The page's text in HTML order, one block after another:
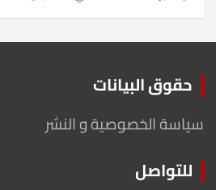
حقوق البيانات
سياسة الخصوصية و النشر
للتواصل